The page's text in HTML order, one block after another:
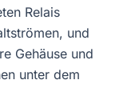
Relais
und
Gehäuse und
unter dem